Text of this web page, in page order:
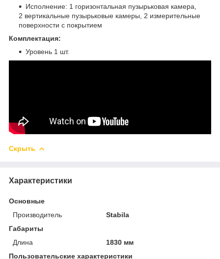
Исполнение: 1 горизонтальная пузырьковая камера,
2 вертикальные пузырьковые камеры, 2 измерительные
поверхности с покрытием
Комплектация:
Уровень 1 шт.
Скрыть
Характеристики
Основные
Производитель
Stabila
Габариты
Длина
1830 мм
Пользовательские характеристики